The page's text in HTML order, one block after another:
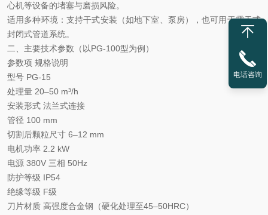
心机等设备的堵塞与磨损风险。
适用多种环境 ‌：支持干式安装（如地下室、泵房），也可用于露天或
封闭式管道系统。
二、主要技术参数（以PG-100型为例）
参数项 规格说明
型号 PG-15
处理量 20–50 m³/h
安装形式 法兰式连接
管径 100 mm
切割后颗粒尺寸 ‌6–12 mm‌
电机功率 ‌2.2 kW‌
电源 380V 三相 50Hz
防护等级 IP54
绝缘等级 F级
刀片材质 高强度合金钢（硬化处理至45–50HRC）
电话咨询